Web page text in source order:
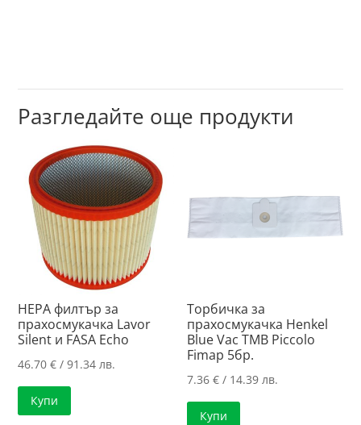
Разгледайте още продукти
HEPA филтър за
прахосмукачка Lavor
Silent и FASA Echo
46.70€ / 91.34 лв.
Купи
Торбичка за
прахосмукачка Henkel
Blue Vac TMB Piccolo
Fimap 5бр.
7.36€ / 14.39 лв.
Купи